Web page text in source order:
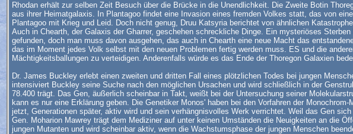
Rhodan erhält zur selben Zeit Besuch über die Brücke in die Unendlichkeit. Die Zweite Botin
aus ihrer Heimatgalaxis. In Plantagoo findet eine Invasion eines fremden Volkes statt, das von
Plantagoo mit Krieg und Leid. Doch nicht genug, Druu Katsyria berichtet von ähnlichen
Auch in Chearth, der Galaxis der Gharrer, geschehen schreckliche Dinge. Ein mysteriöses
gefunden, doch man muss davon ausgehen, das auch in Chearth eine neue Macht das
das im Moment jedes Volk selbst mit den neuen Problemen fertig werden muss. ES und die
Mächtigkeitsballungen zu verteidigen. Anderenfalls würde es das Ende der Thoregon Galaxien
Dr. James Buckley erlebt einen zweiten und dritten Fall eines plötzlichen Todes bei jungen
intensiviert Buckley seine Suche nach den möglichen Ursachen und wird schließlich in der
78.400 trägt. Das Gen, äußerlich scheinbar in Takt, weißt bei der Untersuchung seiner
kann es nur eine Erklärung geben. Die Genetiker Monos' haben bei den Vorfahren der
jetzt, Generationen später, aktiv wird und sein verhängnisvolles Werk verrichtet. Weil das Gen
Gen. Moharion Mawrey trägt dem Mediziner auf unter keinen Umständen die Neuigkeiten an die
jungen Mutanten und wird scheinbar aktiv, wenn die Wachstumsphase der jungen Menschen